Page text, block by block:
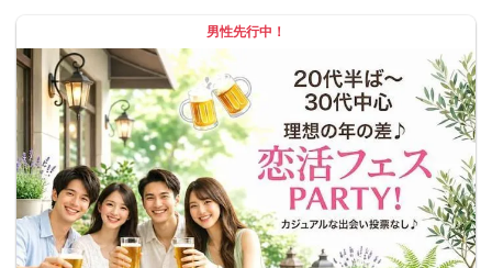
男性先行中！